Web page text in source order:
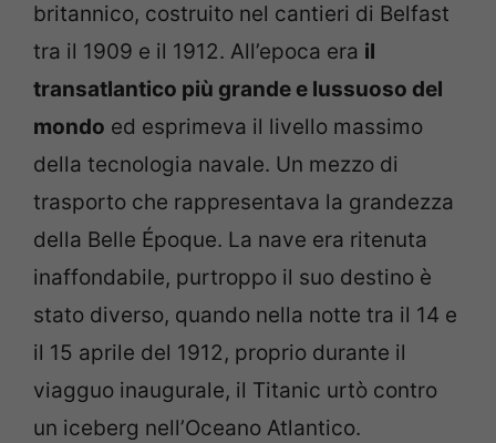
britannico, costruito nel cantieri di Belfast
tra il 1909 e il 1912. All’epoca era il
transatlantico più grande e lussuoso del
mondo ed esprimeva il livello massimo
della tecnologia navale. Un mezzo di
trasporto che rappresentava la grandezza
della Belle Époque. La nave era ritenuta
inaffondabile, purtroppo il suo destino è
stato diverso, quando nella notte tra il 14 e
il 15 aprile del 1912, proprio durante il
viagguo inaugurale, il Titanic urtò contro
un iceberg nell’Oceano Atlantico.